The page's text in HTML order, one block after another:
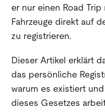
Verwendung zu
er nur einen Road
Fahrzeuge direkt auf
zu registrieren.
Dieser Artikel erklärt
das persönliche
warum es existiert
dieses Gesetzes